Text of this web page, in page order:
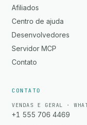
Afiliados
Centro de ajuda
Desenvolvedores
Servidor MCP
Contato
CONTATO
VENDAS E GERAL ·
+1 555 706 4469